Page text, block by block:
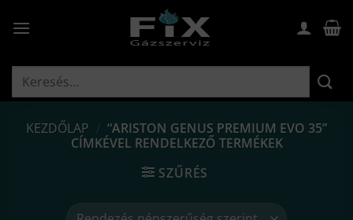
Keresés
KEZDŐLAP / “ARISTON GENUS PREMIUM EVO 35”
CÍMKÉVEL RENDELKEZŐ TERMÉKEK
SZŰRÉS